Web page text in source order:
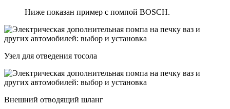
Ниже показан пример с помпой BOSCH.
Узел для отведения тосола
Внешний отводящий шланг